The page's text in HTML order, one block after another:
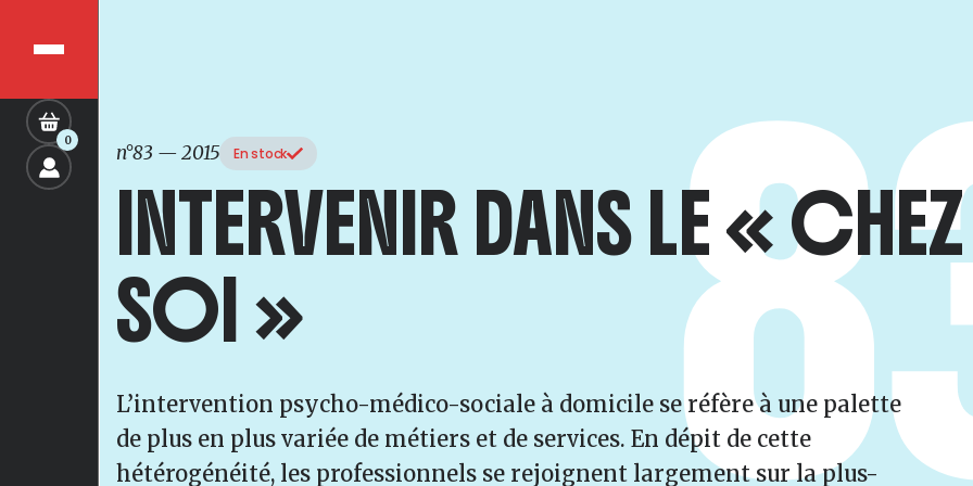
0
n°83 —2015 En stock
INTERVENIR DANS LE « CHEZ
SOI »
L’intervention psycho-médico-sociale à domicile se réfère à une palette
de plus en plus variée de métiers et de services. En dépit de cette
hétérogénéité, les professionnels se rejoignent largement sur la plus-